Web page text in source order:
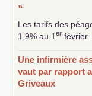
»
Les tarifs des
1,9% au 1 er
Une infirmière
vaut par rapport
Griveaux